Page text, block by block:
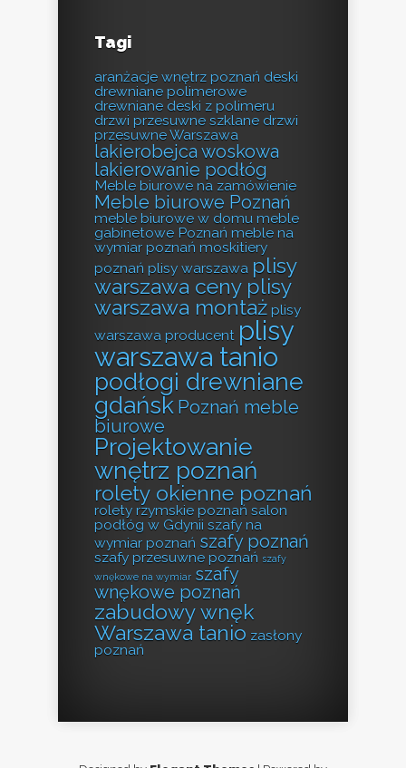
Tagi
aranżacje wnętrz poznań deski
drewniane polimerowe
drewniane deski z polimeru
drzwi przesuwne szklane drzwi
przesuwne Warszawa
lakierobejca woskowa
lakierowanie podłóg
Meble biurowe na zamówienie
Meble biurowe Poznań
meble biurowe w domu meble
gabinetowe Poznań meble na
wymiar poznań moskitiery
poznań plisy warszawa plisy
warszawa ceny plisy
warszawa montaż plisy
warszawa producent plisy
warszawa tanio
podłogi drewniane
gdańsk Poznań meble
biurowe
Projektowanie
wnętrz poznań
rolety okienne poznań
rolety rzymskie poznań salon
podłóg w Gdynii szafy na
wymiar poznań szafy poznań
szafy przesuwne poznań szafy
wnękowe na wymiar szafy
wnękowe poznań
zabudowy wnęk
Warszawa tanio zasłony
poznań